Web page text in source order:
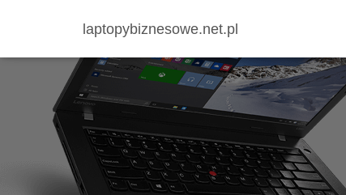
laptopybiznesowe.net.pl